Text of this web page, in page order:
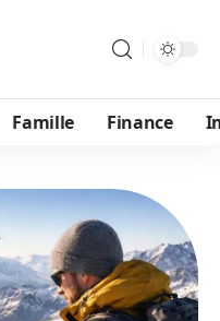
Famille Finance